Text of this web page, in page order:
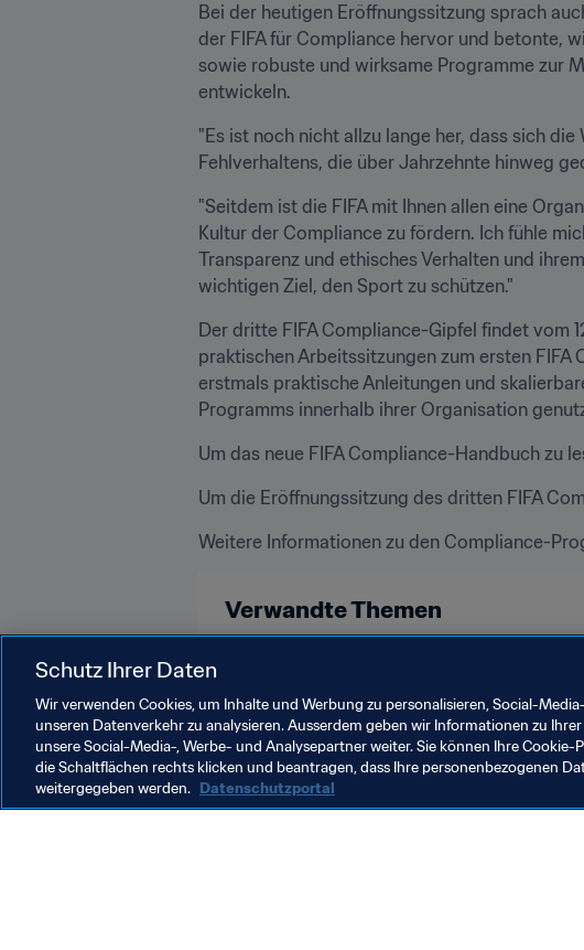
Bei der heutigen Eröffnungssitzung sprach
der FIFA für Compliance hervor und betonte,
sowie robuste und wirksame Programme zur
entwickeln.
"Es ist noch nicht allzu lange her, dass sich
Fehlverhaltens, die über Jahrzehnte hinweg
"Seitdem ist die FIFA mit Ihnen allen eine
Kultur der Compliance zu fördern. Ich fühle
Transparenz und ethisches Verhalten und
wichtigen Ziel, den Sport zu schützen."
Der dritte FIFA Compliance-Gipfel findet vom
praktischen Arbeitssitzungen zum ersten
erstmals praktische Anleitungen und
Programms innerhalb ihrer Organisation
Um das neue FIFA Compliance-Handbuch zu
Um die Eröffnungssitzung des dritten FIFA
Weitere Informationen zu den Compliance-
Verwandte Themen
Schutz Ihrer Daten
Wir verwenden Cookies, um Inhalte und Werbung zu personalisieren, Social-
unseren Datenverkehr zu analysieren. Ausserdem geben wir Informationen zu
unsere Social-Media-, Werbe- und Analysepartner weiter. Sie können Ihre Cookie-
die Schaltflächen rechts klicken und beantragen, dass Ihre personenbezogenen
weitergegeben werden. Datenschutzportal